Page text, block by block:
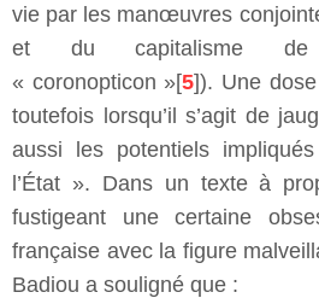
vie par les manœuvres
et du capitalisme de
« coronopticon »[5]). Une
toutefois lorsqu’il s’agit de
aussi les potentiels
l’État ». Dans un texte à
fustigeant une certaine
française avec la figure
Badiou a souligné que :